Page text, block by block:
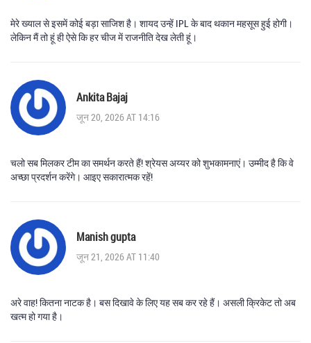
मेरे ख्याल से इसमें कोई बड़ा साजिश है। शायद उन्हें IPL के बाद थकान महसूस हुई होगी।
लेकिन मैं तो हूं ही ऐसे कि हर चीज में राजनीति देख लेती हूं।
Ankita Bajaj
जून 20, 2026 AT 14:16
चलो सब मिलकर टीम का समर्थन करते हैं! श्रेयस अय्यर को शुभकामनाएं। उम्मीद है कि वे
अच्छा प्रदर्शन करेंगे। आइए सकारात्मक रहें!
Manish gupta
जून 21, 2026 AT 11:40
अरे वाह! कितना नाटक है। बस दिखावे के लिए यह सब कर रहे हैं। असली क्रिकेट तो अब
खत्म हो गया है।